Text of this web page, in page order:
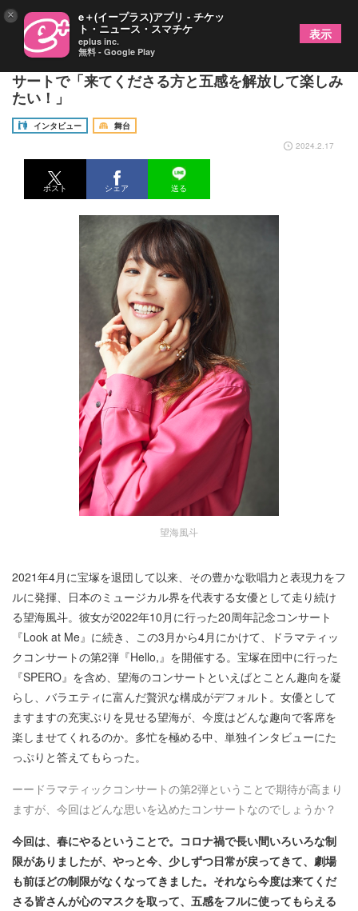
フル回転で突っ走る望海風斗が、春に開催するコン
サートで「来てくださる方と五感を解放して楽しみ
たい！」
インタビュー
舞台
2024.2.17
ポスト シェア 送る
望海風斗
2021年4月に宝塚を退団して以来、その豊かな歌唱力と表現力をフ
ルに発揮、日本のミュージカル界を代表する女優として走り続け
る望海風斗。彼女が2022年10月に行った20周年記念コンサート
『Look at Me』に続き、この3月から4月にかけて、ドラマティッ
クコンサートの第2弾『Hello,』を開催する。宝塚在団中に行った
『SPERO』を含め、望海のコンサートといえばとことん趣向を凝
らし、バラエティに富んだ贅沢な構成がデフォルト。女優として
ますますの充実ぶりを見せる望海が、今度はどんな趣向で客席を
楽しませてくれるのか。多忙を極める中、単独インタビューにた
っぷりと答えてもらった。
ーー ドラマティックコンサートの第2弾ということで期待が高まり
ますが、今回はどんな思いを込めたコンサートなのでしょうか？
今回は、春にやるということで。コロナ禍で長い間いろいろな制
限がありましたが、やっと今、少しずつ日常が戻ってきて、劇場
も前ほどの制限がなくなってきました。それなら今度は来てくだ
さる皆さんが心のマスクを取って、五感をフルに使ってもらえる
× e＋(イープラス)アプリ - チケッ
ト・ニュース・スマチケ
eplus inc.
無料 - Google Play
表示